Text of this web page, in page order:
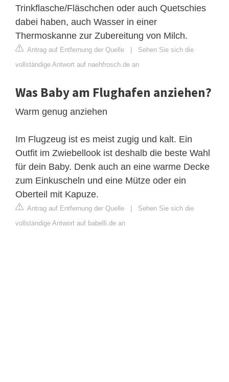
Trinkflasche/Fläschchen oder auch Quetschies
dabei haben, auch Wasser in einer
Thermoskanne zur Zubereitung von Milch.
Antrag auf Entfernung der Quelle | Sehen Sie sich die
vollständige Antwort auf naehfrosch.de an
Was Baby am Flughafen anziehen?
Warm genug anziehen
Im Flugzeug ist es meist zugig und kalt. Ein
Outfit im Zwiebellook ist deshalb die beste Wahl
für dein Baby. Denk auch an eine warme Decke
zum Einkuscheln und eine Mütze oder ein
Oberteil mit Kapuze.
Antrag auf Entfernung der Quelle | Sehen Sie sich die
vollständige Antwort auf babelli.de an